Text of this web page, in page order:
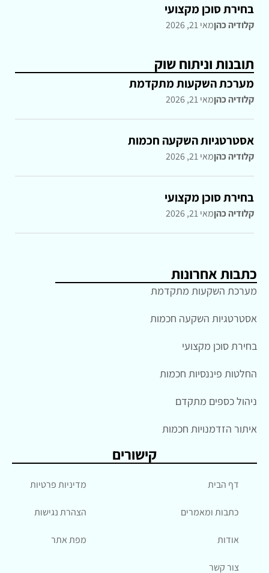
בחירת סוכן מקצועי
קלודיה כהןמאי 21, 2026
תובנות וניתוח שוק
מערכת השקעות מתקדמת
קלודיה כהןמאי 21, 2026
אסטרטגיות השקעה חכמות
קלודיה כהןמאי 21, 2026
בחירת סוכן מקצועי
קלודיה כהןמאי 21, 2026
כתבות אחרונות
מערכת השקעות מתקדמת
אסטרטגיות השקעה חכמות
בחירת סוכן מקצועי
החלטות פיננסיות חכמות
ניהול כספים מתקדם
איתור הזדמנויות חכמות
קישורים
דף הבית
כתבות ומאמרים
אודות
צור קשר
מדיניות פרטיות
הצהרת נגישות
מפת אתר